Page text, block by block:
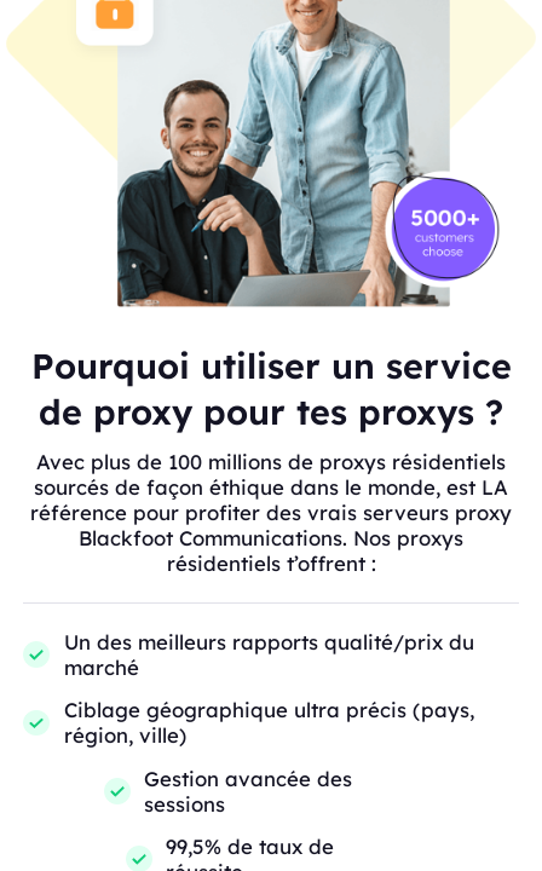
Pourquoi utiliser un service
de proxy pour tes proxys ?
Avec plus de 100 millions de proxys résidentiels
sourcés de façon éthique dans le monde, est LA
référence pour profiter des vrais serveurs proxy
Blackfoot Communications. Nos proxys
résidentiels t’offrent :
Un des meilleurs rapports qualité/prix du
marché
Ciblage géographique ultra précis (pays,
région, ville)
Gestion avancée des
sessions
99,5% de taux de